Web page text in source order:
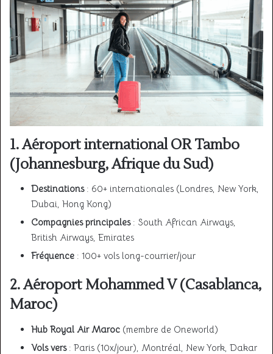
1. Aéroport international OR Tambo
(Johannesburg, Afrique du Sud)
Destinations: 60+ internationales (Londres, New York,
Dubai, Hong Kong)
Compagnies principales: South African Airways,
British Airways, Emirates
Fréquence : 100+ vols long-courrier/jour
2. Aéroport Mohammed V (Casablanca,
Maroc)
Hub Royal Air Maroc (membre de Oneworld)
Vols vers: Paris (10x/jour), Montréal, New York, Dakar